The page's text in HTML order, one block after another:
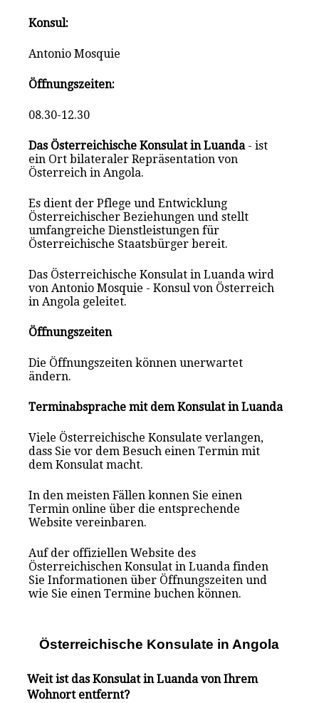
Konsul:
Antonio Mosquie
Öffnungszeiten:
08.30-12.30
Das Österreichische Konsulat in Luanda- ist
ein Ort bilateraler Repräsentation von
Österreich in Angola.
Es dient der Pflege und Entwicklung
Österreichischer Beziehungen und stellt
umfangreiche Dienstleistungen für
Österreichische Staatsbürger bereit.
Das Österreichische Konsulat in Luanda wird
von Antonio Mosquie - Konsul von Österreich
in Angola geleitet.
Öffnungszeiten
Die Öffnungszeiten können unerwartet
ändern.
Terminabsprache mit dem Konsulat in Luanda
Viele Österreichische Konsulate verlangen,
dass Sie vor dem Besuch einen Termin mit
dem Konsulat macht.
In den meisten Fällen konnen Sie einen
Termin online über die entsprechende
Website vereinbaren.
Auf der offiziellen Website des
Österreichischen Konsulat in Luanda finden
Sie Informationen über Öffnungszeiten und
wie Sie einen Termine buchen können.
Österreichische Konsulate in Angola
Weit ist das Konsulat in Luanda von Ihrem
Wohnort entfernt?